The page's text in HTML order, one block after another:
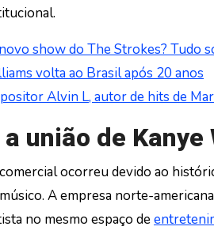
show do The Strokes? Tudo
volta ao Brasil após 20 anos
Alvin L, autor de hits de
união de
ocorreu devido ao
A empresa norte-
no mesmo espaço de